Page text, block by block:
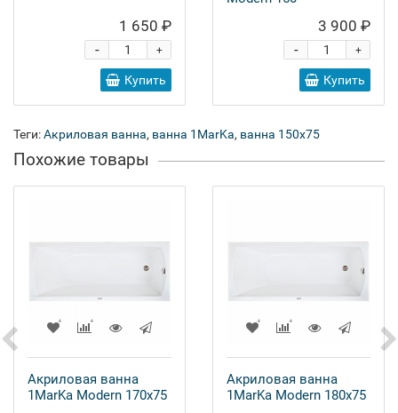
1 650 ₽
+
-
Купить
3 900 ₽
+
-
Купить
Теги:Акриловая ванна, ванна 1MarKa, ванна 150x75
Похожие товары
Акриловая ванна
1MarKa Modern 170x75
Акриловая ванна
1MarKa Modern 180x75